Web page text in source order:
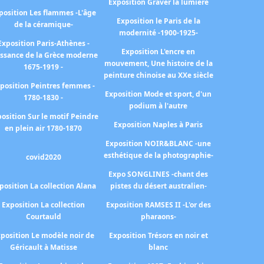
Les flammes -L'âge
de la céramique-
Paris-Athènes -
de la Grèce moderne
1675-1919 -
Peintres femmes -
1780-1830 -
Sur le motif Peindre
en plein air 1780-1870
covid2020
La collection Alana
Exposition La collection
Courtauld
Le modèle noir de
Géricault à Matisse
Exposition Graver la lumière
Exposition le Paris de la
modernité -1900-1925-
Exposition L'encre en
mouvement, Une histoire de la
peinture chinoise au XXe siècle
Exposition Mode et sport, d'un
podium à l'autre
Exposition Naples à Paris
Exposition NOIR&BLANC -une
esthétique de la photographie-
Expo SONGLINES -chant des
pistes du désert australien-
Exposition RAMSES II -L'or des
pharaons-
Exposition Trésors en noir et
blanc